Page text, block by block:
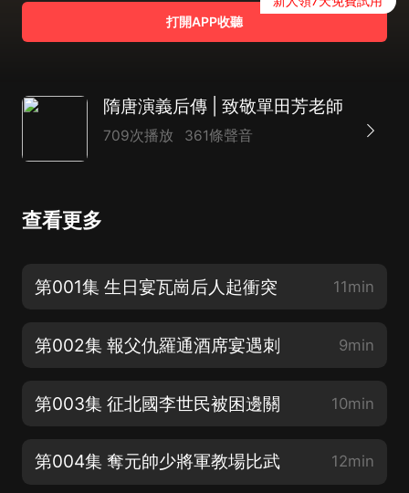
打開APP收聽
隋唐演義后傳 | 致敬單田芳老師
709次播放 361條聲音
查看更多
第001集 生日宴瓦崗后人起衝突 11min
第002集 報父仇羅通酒席宴遇刺 9min
第003集 征北國李世民被困邊關 10min
第004集 奪元帥少將軍教場比武 12min